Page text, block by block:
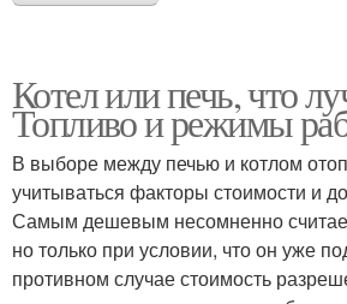
Котел или печь, что
Топливо и режимы
В выборе между печью и котлом
учитываться факторы стоимости и
Самым дешевым несомненно
но только при условии, что он уже
противном случае стоимость